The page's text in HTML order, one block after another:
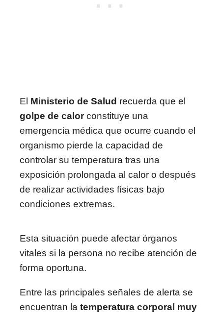
El Ministerio de Salud recuerda que el
golpe de calorconstituye una
emergencia médica que ocurre cuando el
organismo pierde la capacidad de
controlar su temperatura tras una
exposición prolongada al calor o después
de realizar actividades físicas bajo
condiciones extremas.
Esta situación puede afectar órganos
vitales si la persona no recibe atención de
forma oportuna.
Entre las principales señales de alerta se
encuentran la temperatura corporal muy